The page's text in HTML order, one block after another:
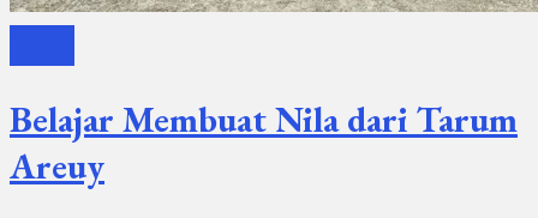
Belajar Membuat Nila dari Tarum
Areuy